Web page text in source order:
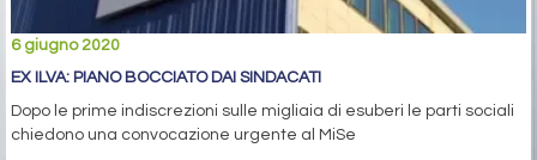
6 giugno 2020
EX ILVA: PIANO BOCCIATO DAI SINDACATI
Dopo le prime indiscrezioni sulle migliaia di esuberi le parti sociali
chiedono una convocazione urgente al MiSe